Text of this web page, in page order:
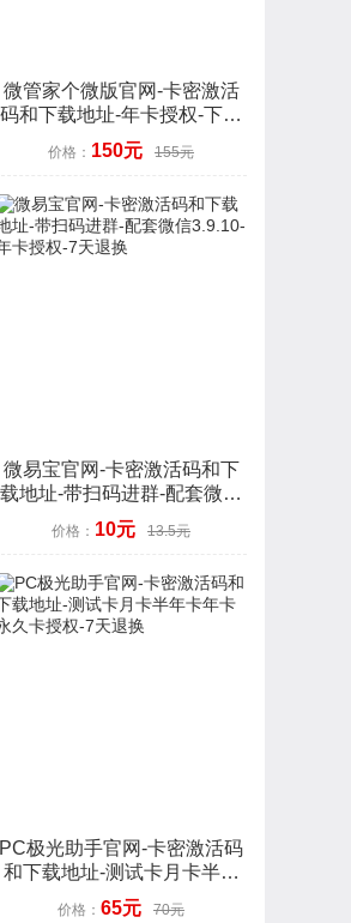
微管家个微版官网-卡密激活
码和下载地址-年卡授权-下载
即可免费测试
价格： 150元 155元
微易宝官网-卡密激活码和下
载地址-带扫码进群-配套微信
3.9.10-年卡授权-7天退换
价格： 10元 13.5元
PC极光助手官网-卡密激活码
和下载地址-测试卡月卡半年
卡年卡永久卡授权-7天退换
价格： 65元 70元